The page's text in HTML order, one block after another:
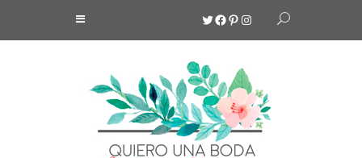
Twitter
Facebook
Pinterest
Instagram